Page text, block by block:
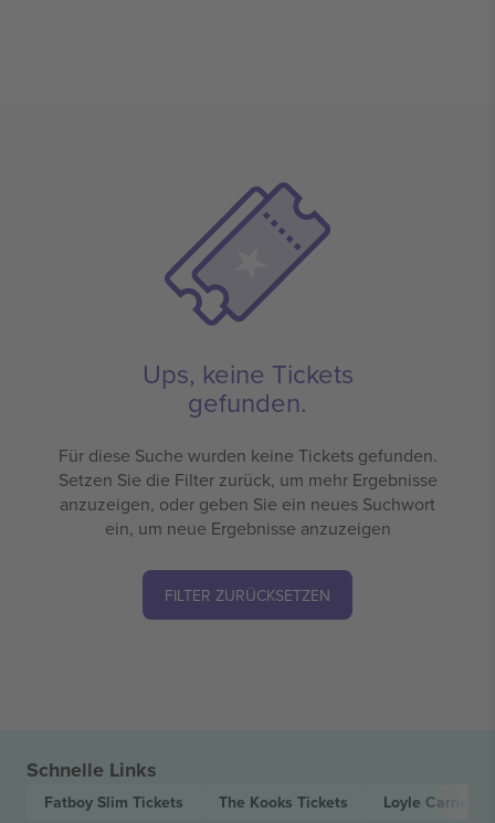
Ups, keine Tickets
gefunden.
Für diese Suche wurden keine Tickets gefunden.
Setzen Sie die Filter zurück, um mehr Ergebnisse
anzuzeigen, oder geben Sie ein neues Suchwort
ein, um neue Ergebnisse anzuzeigen
FILTER ZURÜCKSETZEN
Schnelle Links
Fatboy Slim Tickets The Kooks Tickets Loyle Carner